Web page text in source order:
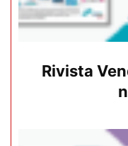
Rivista